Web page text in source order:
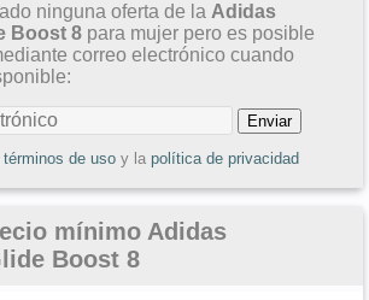
ninguna oferta de la Adidas
Boost 8 para mujer pero es posible
correo electrónico cuando
términos de usoy la política de privacidad
mínimo Adidas
Boost 8